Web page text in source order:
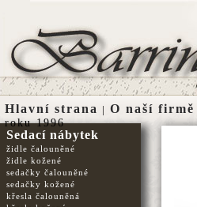
Sedací nábytek
židle čalouněné
židle kožené
sedačky čalouněné
sedačky kožené
křesla čalouněná
Hlavní strana | O naší firmě
roku 1996